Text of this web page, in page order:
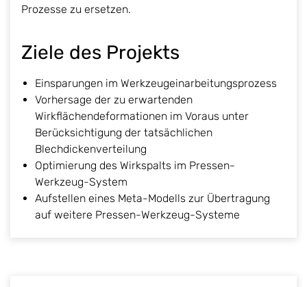
Prozesse zu ersetzen.
Ziele des Projekts
Einsparungen im Werkzeugeinarbeitungsprozess
Vorhersage der zu erwartenden
Wirkflächendeformationen im Voraus unter
Berücksichtigung der tatsächlichen
Blechdickenverteilung
Optimierung des Wirkspalts im Pressen-
Werkzeug-System
Aufstellen eines Meta-Modells zur Übertragung
auf weitere Pressen-Werkzeug-Systeme